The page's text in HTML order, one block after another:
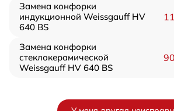
Замена конфорки
индукционной Weissgauff HV
640 BS
Замена конфорки
стеклокерамической
Weissgauff HV 640 BS